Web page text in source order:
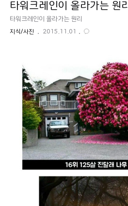
타워크레인이 올라가는 원리
타워크레인이 올라가는 원리
지식/사진 2015.11.01